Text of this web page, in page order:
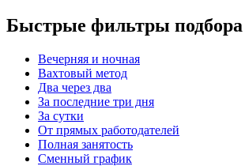
Быстрые фильтры
Вечерняя и ночная
Вахтовый метод
Два через два
За последние три дня
За сутки
От прямых работодателей
Полная занятость
Сменный график